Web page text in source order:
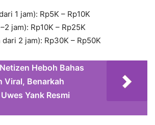
1 jam): Rp5K – Rp10K
jam): Rp10K – Rp25K
2 jam): Rp30K – Rp50K
Netizen Heboh Bahas
Viral, Benarkah
Yank Resmi